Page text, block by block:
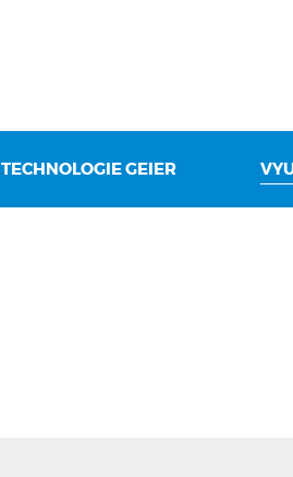
TECHNOLOGIE GEIER